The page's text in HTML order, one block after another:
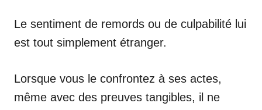
Le sentiment de remords ou de culpabilité lui
est tout simplement étranger.
Lorsque vous le confrontez à ses actes,
même avec des preuves tangibles, il ne